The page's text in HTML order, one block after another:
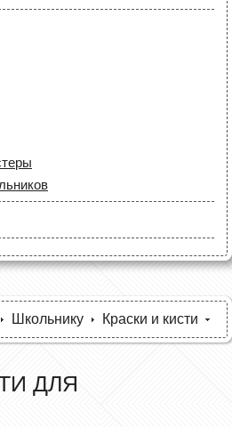
Школьнику Краски и кисти
ДЛЯ